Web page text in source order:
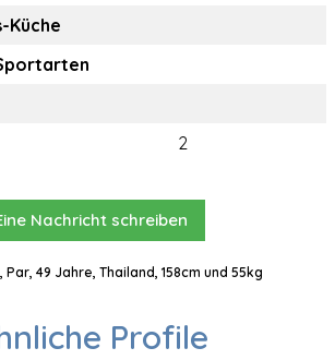
Küche
2
Nachricht schreiben
Par, 49 Jahre, Thailand, 158cm und 55kg
Profile